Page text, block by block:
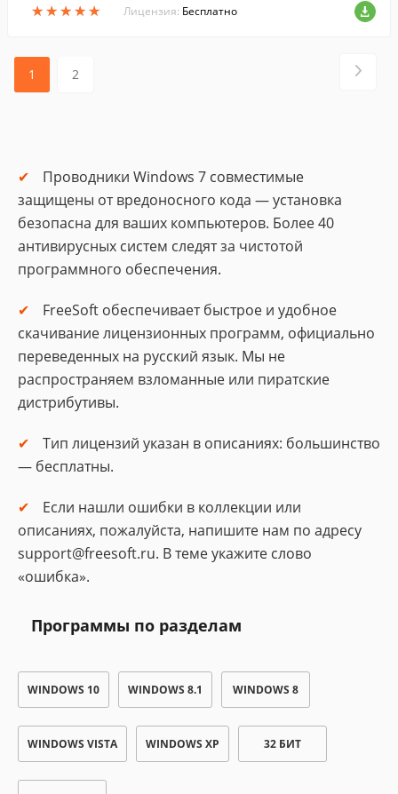
★★★★★
★★★★★ Лицензия: Бесплатно
1 2
Проводники Windows 7 совместимые
защищены от вредоносного кода — установка
безопасна для ваших компьютеров. Более 40
антивирусных систем следят за чистотой
программного обеспечения.
FreeSoft обеспечивает быстрое и удобное
скачивание лицензионных программ, официально
переведенных на русский язык. Мы не
распространяем взломанные или пиратские
дистрибутивы.
Тип лицензий указан в описаниях: большинство
— бесплатны.
Если нашли ошибки в коллекции или
описаниях, пожалуйста, напишите нам по адресу
support@freesoft.ru. В теме укажите слово
«ошибка».
Программы по разделам
WINDOWS 10 WINDOWS 8.1 WINDOWS 8
WINDOWS VISTA WINDOWS XP 32 БИТ